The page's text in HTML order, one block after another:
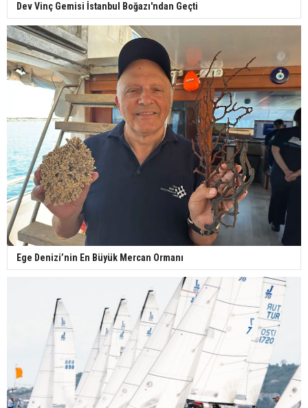
Dev Vinç Gemisi İstanbul Boğazı'ndan Geçti
Ege Denizi’nin En Büyük Mercan Ormanı